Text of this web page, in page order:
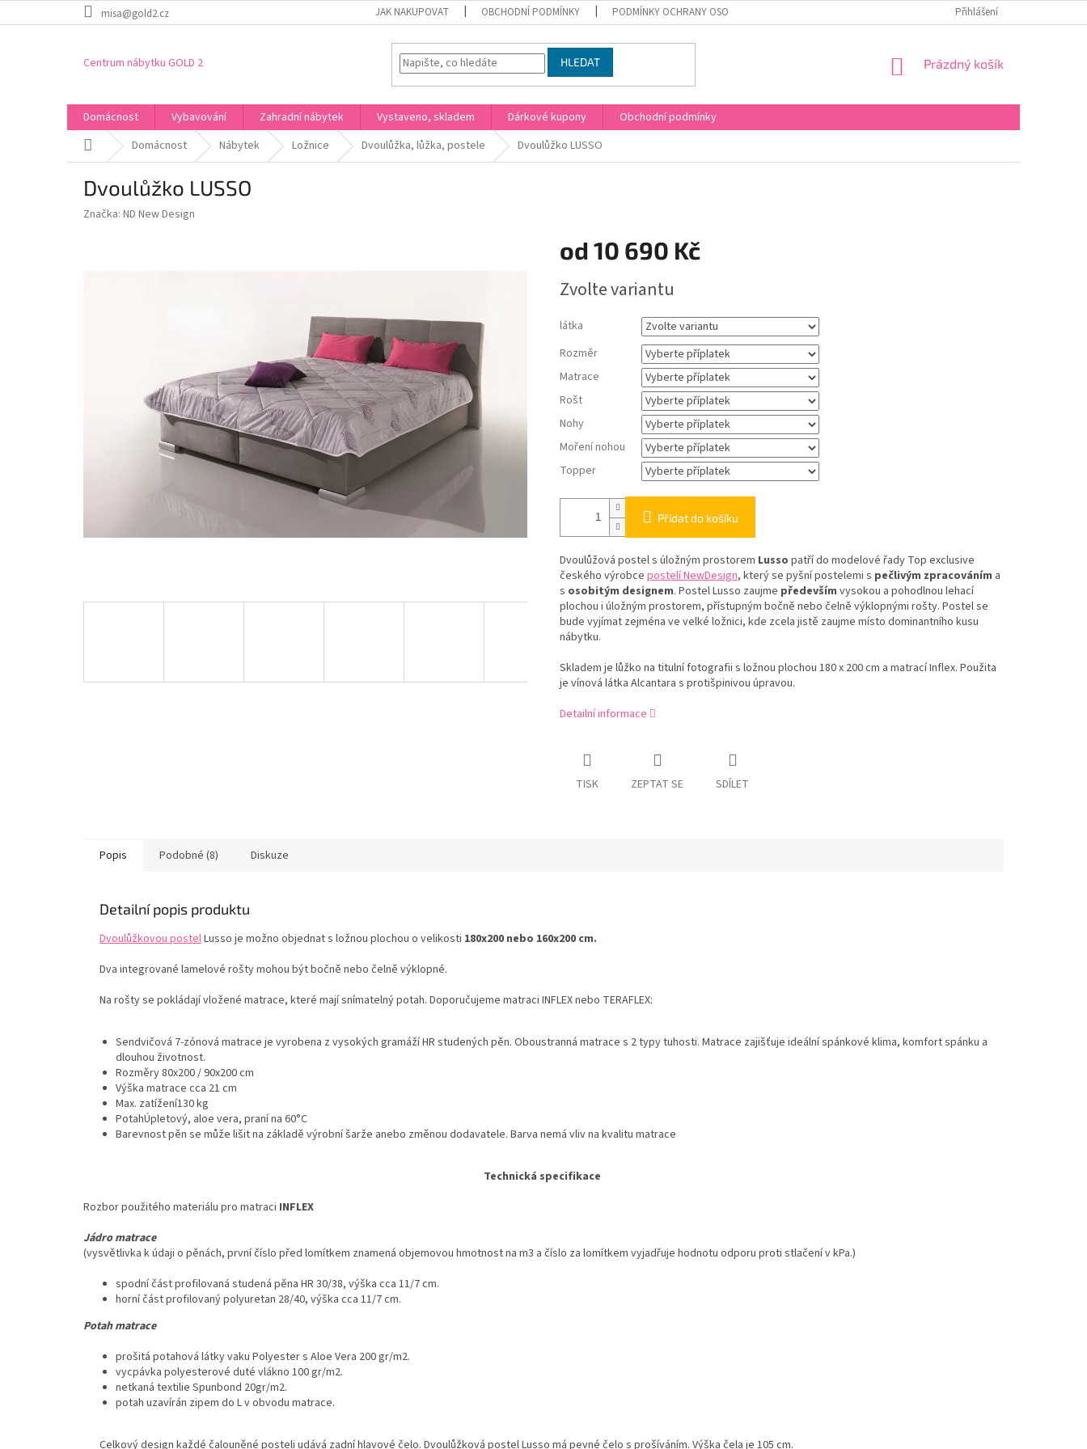
na
misa@gold2.cz JAK NAKUPOVAT OBCHODNÍ PODMÍNKY PODMÍNKY OCHRANY OSOBNÍCH ÚDAJŮ Přihlášení
Centrum nábytku GOLD 2 HLEDAT
NÁKUPNÍ
Prázdný košík
Domácnost Vybavování Zahradní nábytek Vystaveno, skladem Dárkové kupony
Obchodní podmínky
Domů Domácnost Nábytek Ložnice Dvoulůžka, lůžka, postele Dvoulůžko LUSSO
Dvoulůžko LUSSO
Značka: ND New Design
od 10 690 Kč
cena:
Zvolte variantu
látka
Rozměr
Matrace
Rošt
Nohy
Moření nohou
Topper
Přidat do košíku
Dvoulůžová postel s úložným prostorem Lusso patří do modelové řady Top exclusive
českého výrobce postelí NewDesign, který se pyšní postelemi s pečlivým zpracováním a
s osobitým designem. Postel Lusso zaujme především vysokou a pohodlnou lehací
plochou i úložným prostorem, přístupným bočně nebo čelně výklopnými rošty. Postel se
bude vyjímat zejména ve velké ložnici, kde zcela jistě zaujme místo dominantního kusu
nábytku.
Skladem je lůžko na titulní fotografii s ložnou plochou 180 x 200 cm a matrací Inflex. Použita
je vínová látka Alcantara s protišpinivou úpravou.
Detailní informace
TISK ZEPTAT SE SDÍLET
Popis Podobné (8) Diskuze
Detailní popis produktu
Dvoulůžkovou postelLusso je možno objednat s ložnou plochou o velikosti 180x200 nebo 160x200 cm.
Dva integrované lamelové rošty mohou být bočně nebo čelně výklopné.
Na rošty se pokládají vložené matrace, které mají snímatelný potah. Doporučujeme matraci INFLEX nebo TERAFLEX:
Sendvičová 7-zónová matrace je vyrobena z vysokých gramáží HR studených pěn. Oboustranná matrace s 2 typy tuhosti. Matrace zajišťuje ideální spánkové klima, komfort spánku a
dlouhou životnost.
Rozměry 80x200 / 90x200 cm
Výška matrace cca 21 cm
Max. zatížení130 kg
PotahÚpletový, aloe vera, praní na 60°C
Barevnost pěn se může lišit na základě výrobní šarže anebo změnou dodavatele. Barva nemá vliv na kvalitu matrace
Technická specifikace
Rozbor použitého materiálu pro matraci INFLEX
Jádro matrace
(vysvětlivka k údaji o pěnách, první číslo před lomítkem znamená objemovou hmotnost na m3 a číslo za lomítkem vyjadřuje hodnotu odporu proti stlačení v kPa.)
spodní část profilovaná studená pěna HR 30/38, výška cca 11/7 cm.
horní část profilovaný polyuretan 28/40, výška cca 11/7 cm.
Potah matrace
prošitá potahová látky vaku Polyester s Aloe Vera 200 gr/m2.
vycpávka polyesterové duté vlákno 100 gr/m2.
netkaná textilie Spunbond 20gr/m2.
potah uzavírán zipem do L v obvodu matrace.
Celkový design každé čalouněné posteli udává zadní hlavové čelo. Dvoulůžková postel Lusso má pevné čelo s prošíváním. Výška čela je 105 cm.